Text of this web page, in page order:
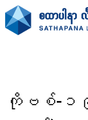
ကိုဗစ်-၁